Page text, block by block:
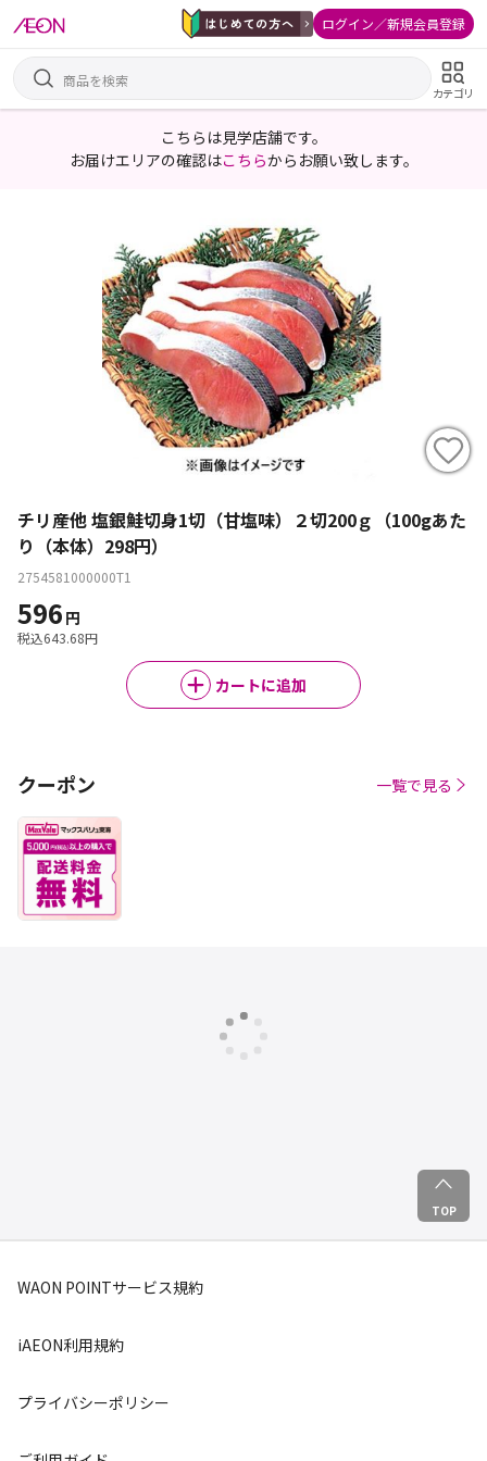
ログイン／新規会員登録
カテゴリ
こちらは見学店舗です。
お届けエリアの確認はこちらからお願い致します。
チリ産他 塩銀鮭切身1切（甘塩味）２切200ｇ（100gあた
り（本体）298円）
2754581000000T1
596 円
税込643.68円
カートに追加
クーポン 一覧で見る
TOP
WAON POINTサービス規約
iAEON利用規約
プライバシーポリシー